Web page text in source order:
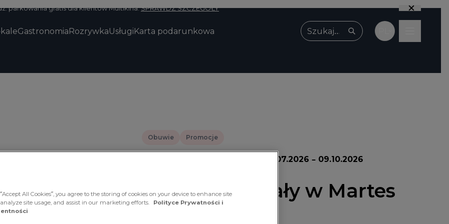
parkowania gratis dla klientów Multikina.SPRAWDŹ SZCZEGÓŁY
GastronomiaRozrywkaUsługiKarta podarunkowa
Wpisz, czego szukasz
Obuwie Promocje
30.07.2026 – 09.10.2026
-50% na sandały w Martes
All Cookies”, you agree to the storing of cookies on your device to enhance site
site usage, and assist in our marketing efforts.
Polityce Prywatności i